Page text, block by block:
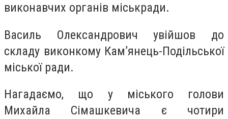
виконавчих органів міськради.
Василь Олександрович увійшов до
складу виконкому Кам’янець-Подільської
міської ради.
Нагадаємо, що у міського голови
Михайла Сімашкевича є чотири